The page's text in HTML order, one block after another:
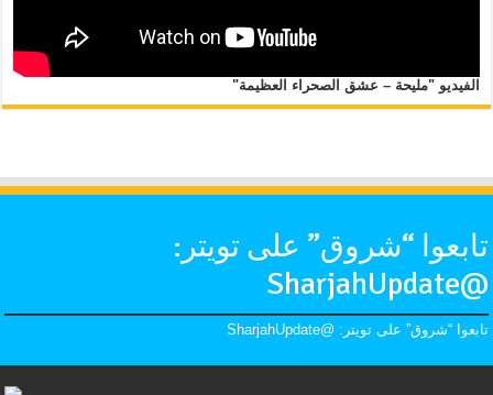
الفيديو "مليحة – عشق الصحراء العظيمة"
تابعوا “شروق” على تويتر:
@SharjahUpdate
تابعوا “شروق” على تويتر: @SharjahUpdate